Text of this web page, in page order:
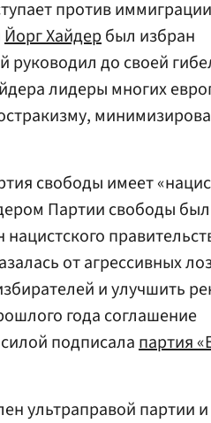
против
Йорг Хайдербыл избран
до своей
лидеры многих
свободы имеет
Партии свободы
от агрессивных
и улучшить
года соглашение
подписалапартия
ультраправой партии